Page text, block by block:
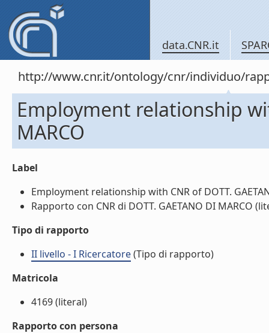
data.CNR.it
http://www.cnr.it/ontology/cnr/individuo/
Employment relationship
MARCO
Label
Employment relationship with CNR of DOTT.
Rapporto con CNR di DOTT. GAETANO DI MARCO
Tipo di rapporto
II livello - I Ricercatore(Tipo di rapporto)
Matricola
4169 (literal)
Rapporto con persona